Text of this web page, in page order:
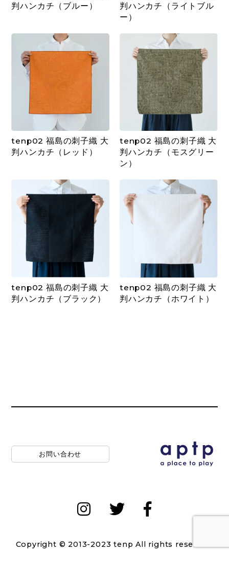
判ハンカチ（ブルー）
判ハンカチ（ライトブル
ー）
tenp02 福島の刺子織 大
判ハンカチ（レッド）
tenp02 福島の刺子織 大
判ハンカチ（モスグリー
ン）
tenp02 福島の刺子織 大
判ハンカチ（ブラック）
tenp02 福島の刺子織 大
判ハンカチ（ホワイト）
お問い合わせ
Copyright © 2013-2023 tenp All rights reserved.